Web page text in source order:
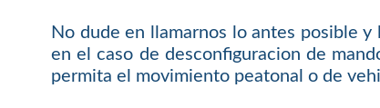
No dude en llamarnos lo antes posible
en el caso de desconfiguracion de
permita el movimiento peatonal o de